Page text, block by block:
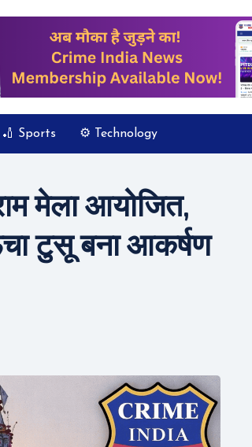
🏏 Sports ⚙️ Technology
मेला आयोजित,
टुसू बना आकर्षण